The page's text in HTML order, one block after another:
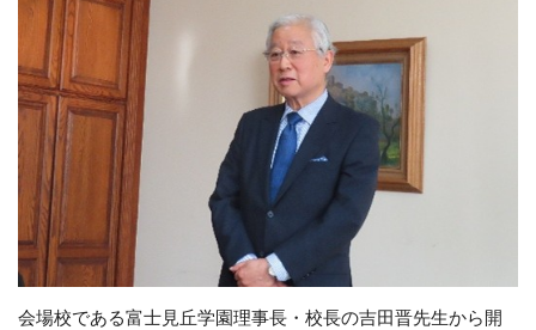
会場校である富士見丘学園理事長・校長の吉田晋先生から開